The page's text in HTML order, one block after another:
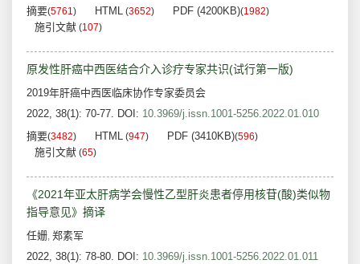
摘要(5761) HTML (3652) PDF (4200KB)(1982)
施引文献 (107)
原发性肝癌中西医结合介入诊疗专家共识(试行第一版)
2019年肝癌中西医临床协作专家委员会
2022, 38(1): 70-77. DOI: 10.3969/j.issn.1001-5256.2022.01.010
摘要(3482) HTML (947) PDF (3410KB)(596)
施引文献 (65)
《2021年亚太肝病学会慢性乙型肝炎患者停用核苷(酸)类似物
指导意见》摘译
任姗, 郑素军
2022, 38(1): 78-80. DOI: 10.3969/j.issn.1001-5256.2022.01.011